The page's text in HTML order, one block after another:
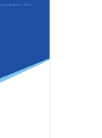
Industry（2026-